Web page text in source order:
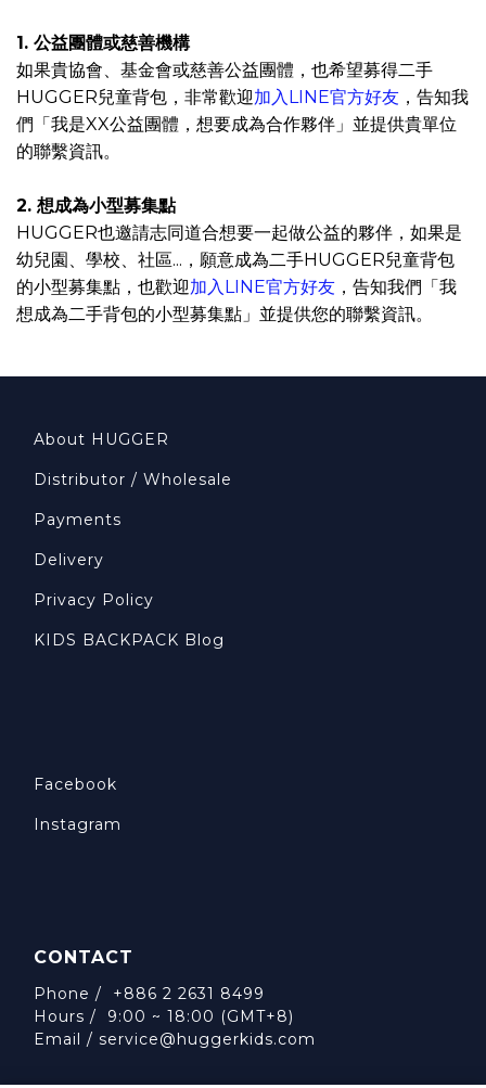
1. 公益團體或慈善機構
如果貴協會、基金會或慈善公益團體，也希望募得二手
HUGGER兒童背包，非常歡迎加入LINE官方好友 ，告知我
們「我是XX公益團體，想要成為合作夥伴」並提供貴單位
的聯繫資訊。
2. 想成為小型募集點
HUGGER也邀請志同道合想要一起做公益的夥伴，如果是
幼兒園、學校、社區...，願意成為二手HUGGER兒童背包
的小型募集點，也歡迎加入LINE官方好友 ，告知我們「我
想成為二手背包的小型募集點」並提供您的聯繫資訊。
About HUGGER
Distributor / Wholesale
Payments
Delivery
Privacy Policy
KIDS BACKPACK Blog
Facebook
Instagram
CONTACT
Phone / +886 2 2631 8499
Hours / 9:00 ~ 18:00 (GMT+8)
Email / service@huggerkids.com